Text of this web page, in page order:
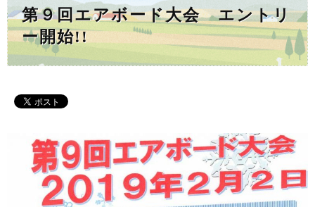
第９回エアボード大会 エントリ
ー開始!!